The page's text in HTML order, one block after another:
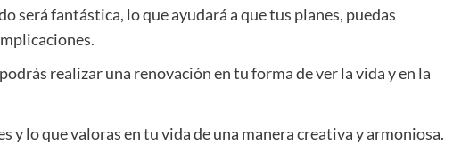
será fantástica, lo que ayudará a que tus planes, puedas
realizar una renovación en tu forma de ver la vida y en la
y lo que valoras en tu vida de una manera creativa y armoniosa.